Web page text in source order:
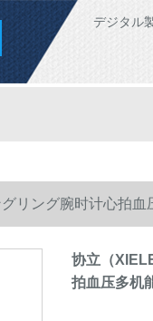
デジタル
リング腕时计心拍
协立（
拍血压多机